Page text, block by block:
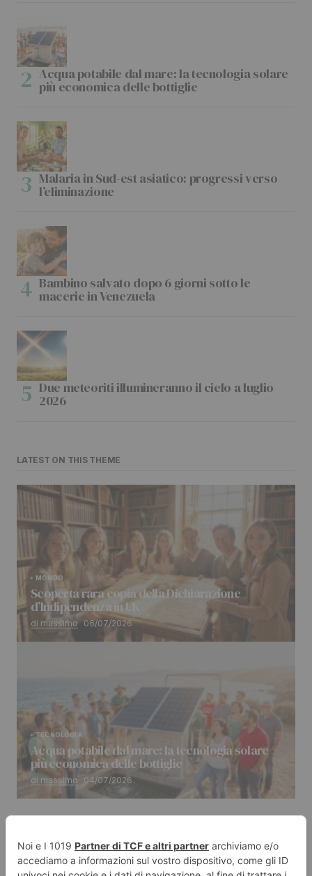
Acqua potabile dal mare: la tecnologia solare
più economica delle bottiglie
Malaria in Sud-est asiatico: progressi verso
l’eliminazione
Bambino salvato dopo 6 giorni sotto le
macerie in Venezuela
Due meteoriti illumineranno il cielo a luglio
2026
LATEST ON THIS THEME
MONDO
Scoperta rara copia della Dichiarazione
d’Indipendenza in UK
di massimo 06/07/2026
TECNOLOGIA
Acqua potabile dal mare: la tecnologia solare
più economica delle bottiglie
di massimo 04/07/2026